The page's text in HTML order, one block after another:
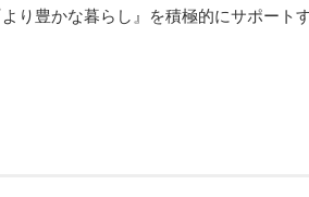
り豊かな暮らし』を積極的にサポート